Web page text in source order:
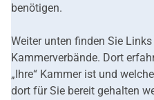
benötigen.
Weiter unten finden Sie
Kammerverbände. Dort
„Ihre“ Kammer ist und
dort für Sie bereit gehalten